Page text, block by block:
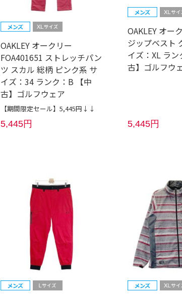
OAKLEY オークリー
FOA401651 ストレッチパン
ツ スカル 総柄 ピンク系 サ
イズ：34 ランク：B 【中
古】ゴルフウェア
【期間限定セール】5,445円↓↓
5,445円
OAKLEY オー
ジップベスト
イズ：XL ラ
古】ゴルフウ
5,445円